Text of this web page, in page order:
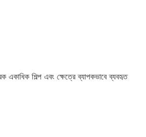
একাধিক শিল্প এবং ক্ষেত্রে ব্যাপকভাবে ব্যবহৃত